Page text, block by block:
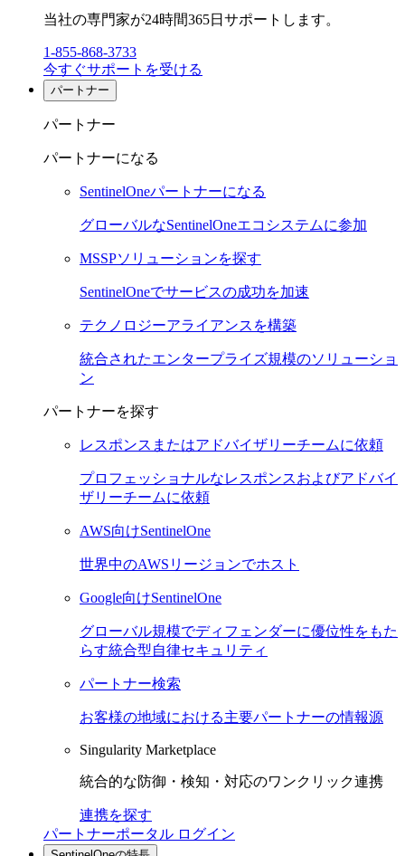
当社の専門家が24時間365日サポートします。
1-855-868-3733
今すぐサポートを受ける
パートナー
パートナー
パートナーになる
SentinelOneパートナーになる
グローバルなSentinelOneエコシステムに参加
MSSPソリューションを探す
SentinelOneでサービスの成功を加速
テクノロジーアライアンスを構築
統合されたエンタープライズ規模のソリューショ
ン
パートナーを探す
レスポンスまたはアドバイザリーチームに依頼
プロフェッショナルなレスポンスおよびアドバイ
ザリーチームに依頼
AWS向けSentinelOne
世界中のAWSリージョンでホスト
Google向けSentinelOne
グローバル規模でディフェンダーに優位性をもた
らす統合型自律セキュリティ
パートナー検索
お客様の地域における主要パートナーの情報源
Singularity Marketplace
統合的な防御・検知・対応のワンクリック連携
連携を探す
パートナーポータル ログイン